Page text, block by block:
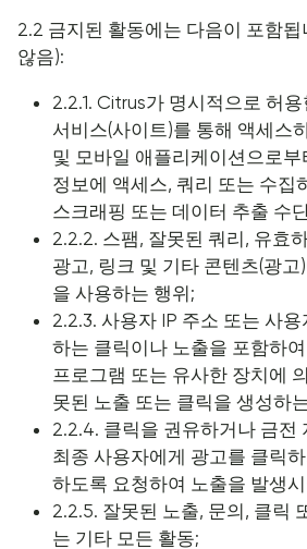
2.2 금지된 활동에는 다음이 포함됩
않음):
2.2.1. Citrus가 명시적으로 허
서비스(사이트)를 통해 액세스
및 모바일 애플리케이션으로
정보에 액세스, 쿼리 또는 수집
스크래핑 또는 데이터 추출 수
2.2.2. 스팸, 잘못된 쿼리, 유효
광고, 링크 및 기타 콘텐츠(광
을 사용하는 행위;
2.2.3. 사용자 IP 주소 또는 사
하는 클릭이나 노출을 포함하
프로그램 또는 유사한 장치에
못된 노출 또는 클릭을 생성하
2.2.4. 클릭을 권유하거나 금전
최종 사용자에게 광고를 클릭
하도록 요청하여 노출을 발생
2.2.5. 잘못된 노출, 문의, 클릭
는 기타 모든 활동;